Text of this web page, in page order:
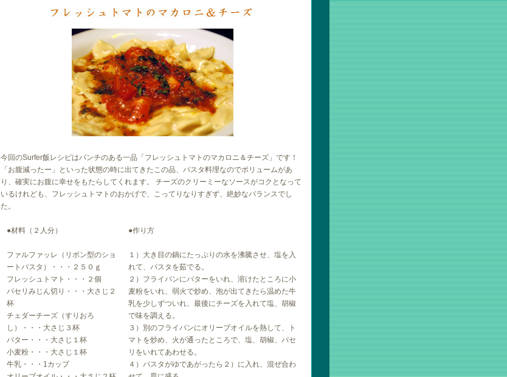
今回のSurfer飯レシピはパンチのある一品「フレッシュトマトのマカロニ＆チーズ」です！
「お腹減ったー」といった状態の時に出てきたこの品、パスタ料理なのでボリュームがあ
り、確実にお腹に幸せをもたらしてくれます。 チーズのクリーミーなソースがコクとなって
いるけれども、フレッシュトマトのおかげで、こってりなりすぎず、絶妙なバランスでし
た。
●材料（２人分）
ファルファッレ（リボン型のショ
ートパスタ）・・・２５０ｇ
フレッシュトマト・・・２個
パセリみじん切り・・・大さじ２
杯
チェダーチーズ（すりおろ
し）・・・大さじ３杯
バター・・・大さじ１杯
小麦粉・・・大さじ１杯
牛乳・・・1カップ
●作り方
１）大き目の鍋にたっぷりの水を沸騰させ、塩を入
れて、パスタを茹でる。
２）フライパンにバターをいれ、溶けたところに小
麦粉をいれ、弱火で炒め、泡が出てきたら温めた牛
乳を少しずついれ、最後にチーズを入れて塩、胡椒
で味を調える。
３）別のフライパンにオリーブオイルを熱して、ト
マトを炒め、火が通ったところで、塩、胡椒、パセ
リをいれてあわせる。
４）パスタがゆであがったら２）に入れ、混ぜ合わ